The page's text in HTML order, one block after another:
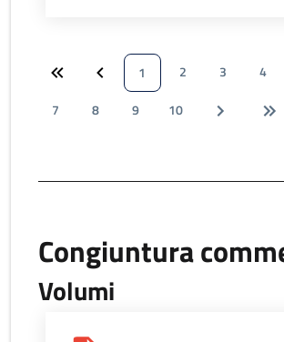
1 2 3 4
7
8 9 10
Congiuntura
Volumi